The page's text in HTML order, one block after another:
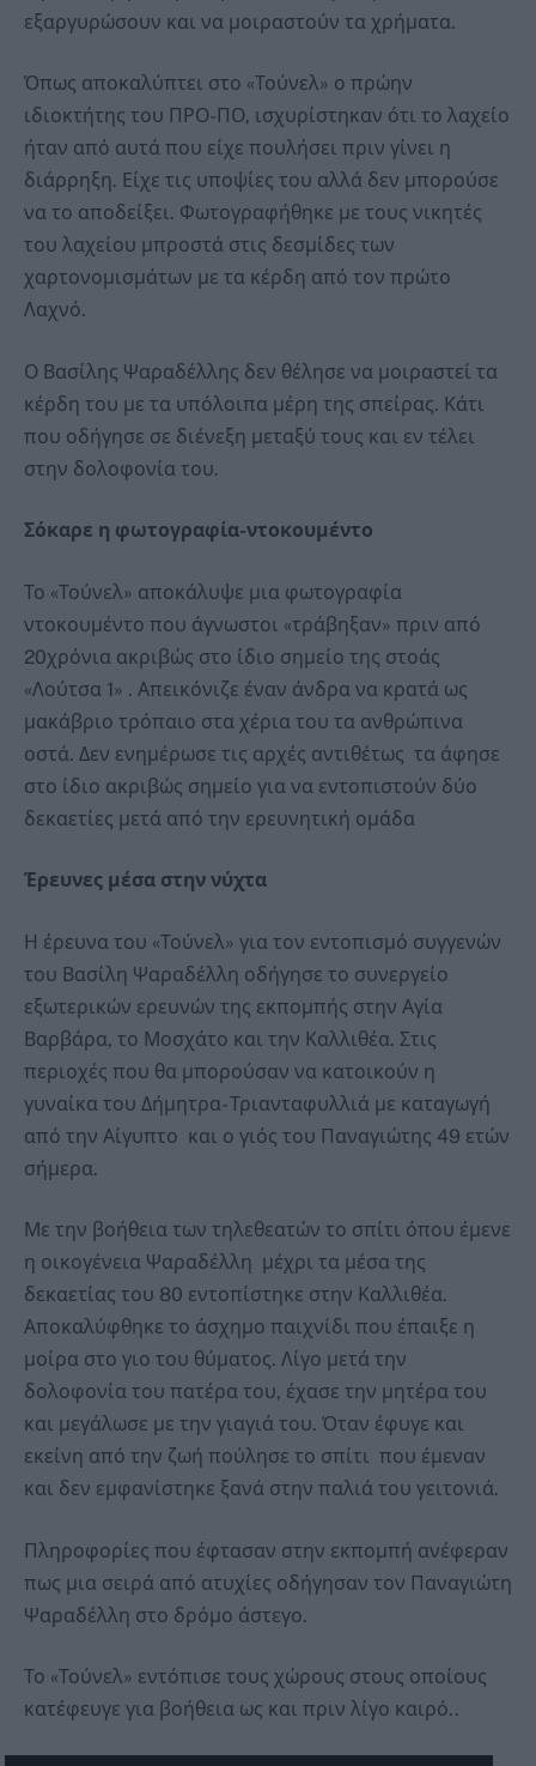
εξαργυρώσουν και να μοιραστούν τα χρήματα.
Όπως αποκαλύπτει στο «Τούνελ» ο πρώην
ιδιοκτήτης του ΠΡΟ-ΠΟ, ισχυρίστηκαν ότι το λαχείο
ήταν από αυτά που είχε πουλήσει πριν γίνει η
διάρρηξη. Είχε τις υποψίες του αλλά δεν μπορούσε
να το αποδείξει. Φωτογραφήθηκε με τους νικητές
του λαχείου μπροστά στις δεσμίδες των
χαρτονομισμάτων με τα κέρδη από τον πρώτο
Λαχνό.
Ο Βασίλης Ψαραδέλλης δεν θέλησε να μοιραστεί τα
κέρδη του με τα υπόλοιπα μέρη της σπείρας. Κάτι
που οδήγησε σε διένεξη μεταξύ τους και εν τέλει
στην δολοφονία του.
Σόκαρε η φωτογραφία-ντοκουμέντο
Το «Τούνελ» αποκάλυψε μια φωτογραφία
ντοκουμέντο που άγνωστοι «τράβηξαν» πριν από
20χρόνια ακριβώς στο ίδιο σημείο της στοάς
«Λούτσα 1» . Απεικόνιζε έναν άνδρα να κρατά ως
μακάβριο τρόπαιο στα χέρια του τα ανθρώπινα
οστά. Δεν ενημέρωσε τις αρχές αντιθέτως τα άφησε
στο ίδιο ακριβώς σημείο για να εντοπιστούν δύο
δεκαετίες μετά από την ερευνητική ομάδα
Έρευνες μέσα στην νύχτα
Η έρευνα του «Τούνελ» για τον εντοπισμό συγγενών
του Βασίλη Ψαραδέλλη οδήγησε το συνεργείο
εξωτερικών ερευνών της εκπομπής στην Αγία
Βαρβάρα, το Μοσχάτο και την Καλλιθέα. Στις
περιοχές που θα μπορούσαν να κατοικούν η
γυναίκα του Δήμητρα- Τριανταφυλλιά με καταγωγή
από την Αίγυπτο και ο γιός του Παναγιώτης 49 ετών
σήμερα.
Με την βοήθεια των τηλεθεατών το σπίτι όπου έμενε
η οικογένεια Ψαραδέλλη μέχρι τα μέσα της
δεκαετίας του 80 εντοπίστηκε στην Καλλιθέα.
Αποκαλύφθηκε το άσχημο παιχνίδι που έπαιξε η
μοίρα στο γιο του θύματος. Λίγο μετά την
δολοφονία του πατέρα του, έχασε την μητέρα του
και μεγάλωσε με την γιαγιά του. Όταν έφυγε και
εκείνη από την ζωή πούλησε το σπίτι που έμεναν
και δεν εμφανίστηκε ξανά στην παλιά του γειτονιά.
Πληροφορίες που έφτασαν στην εκπομπή ανέφεραν
πως μια σειρά από ατυχίες οδήγησαν τον Παναγιώτη
Ψαραδέλλη στο δρόμο άστεγο.
Το «Τούνελ» εντόπισε τους χώρους στους οποίους
κατέφευγε για βοήθεια ως και πριν λίγο καιρό..